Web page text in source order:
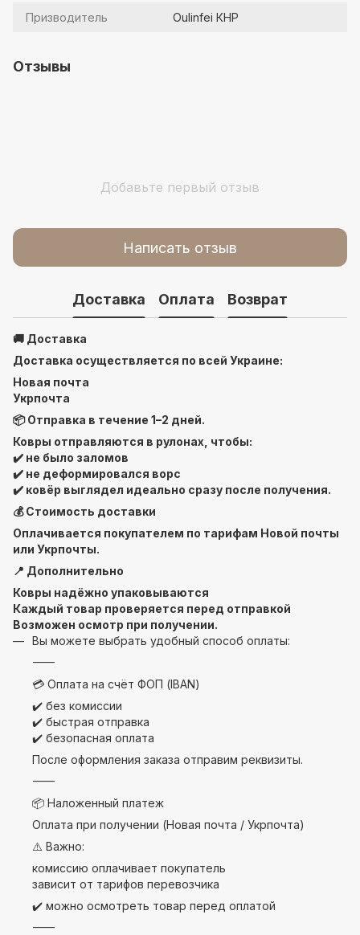
Призводитель Oulinfei КНР
Отзывы
Добавьте первый отзыв
Написать отзыв
Доставка Оплата Возврат
🚚 Доставка
Доставка осуществляется по всей Украине:
Новая почта
Укрпочта
📦 Отправка в течение 1–2 дней.
Ковры отправляются в рулонах, чтобы:
✔️ не было заломов
✔️ не деформировался ворс
✔️ ковёр выглядел идеально сразу после получения.
💰 Стоимость доставки
Оплачивается покупателем по тарифам Новой почты
или Укрпочты.
📍 Дополнительно
Ковры надёжно упаковываются
Каждый товар проверяется перед отправкой
Возможен осмотр при получении.
Вы можете выбрать удобный способ оплаты:
⸻
💳 Оплата на счёт ФОП (IBAN)
✔️ без комиссии
✔️ быстрая отправка
✔️ безопасная оплата
После оформления заказа отправим реквизиты.
⸻
📦 Наложенный платеж
Оплата при получении (Новая почта / Укрпочта)
⚠️ Важно:
комиссию оплачивает покупатель
зависит от тарифов перевозчика
✔️ можно осмотреть товар перед оплатой
⸻